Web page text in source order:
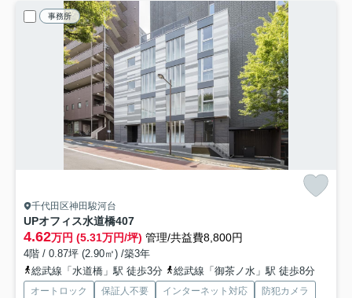
事務所
千代田区神田駿河台
UPオフィス水道橋407
4.62万円 (5.31万円/坪) 管理/共益費8,800円
4階 / 0.87坪 (2.90㎡) /築3年
総武線「水道橋」駅 徒歩3分
総武線「御茶ノ水」駅 徒歩8分
オートロック 保証人不要 インターネット対応
防犯カメラ